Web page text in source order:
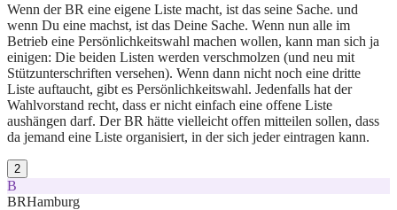
Wenn der BR eine eigene Liste macht, ist das seine Sache. und
wenn Du eine machst, ist das Deine Sache. Wenn nun alle im
Betrieb eine Persönlichkeitswahl machen wollen, kann man sich ja
einigen: Die beiden Listen werden verschmolzen (und neu mit
Stützunterschriften versehen). Wenn dann nicht noch eine dritte
Liste auftaucht, gibt es Persönlichkeitswahl. Jedenfalls hat der
Wahlvorstand recht, dass er nicht einfach eine offene Liste
aushängen darf. Der BR hätte vielleicht offen mitteilen sollen, dass
da jemand eine Liste organisiert, in der sich jeder eintragen kann.
2
B
BRHamburg